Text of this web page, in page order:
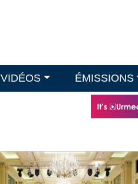
VIDÉOS ÉMISSIONS